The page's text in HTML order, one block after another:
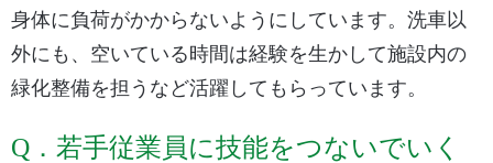
身体に負荷がかからないようにしています。洗車以
外にも、空いている時間は経験を生かして施設内の
緑化整備を担うなど活躍してもらっています。
Q．若手従業員に技能をつないでいく